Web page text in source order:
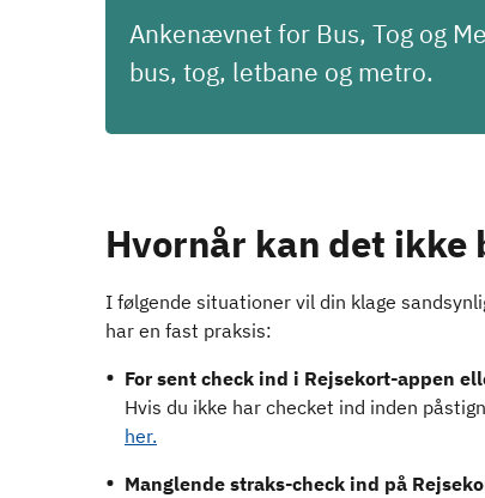
Ankenævnet for Bus, Tog og
bus, tog, letbane og metro.
Hvornår kan det ikke
I følgende situationer vil din klage
har en fast praksis:
For sent check ind i Rejsekort-appen
Hvis du ikke har checket ind inden
her.
Manglende straks-check ind på